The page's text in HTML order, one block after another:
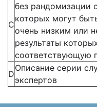
С
без рандомизации
которых могут
очень низким или
результаты
соответствующую
D
Описание серии
экспертов